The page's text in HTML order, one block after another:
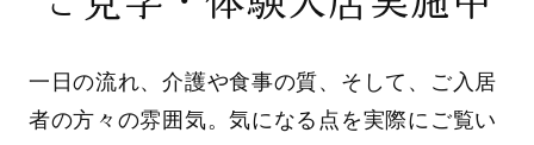
一日の流れ、介護や食事の質、そして、ご入居
者の方々の雰囲気。気になる点を実際にご覧い